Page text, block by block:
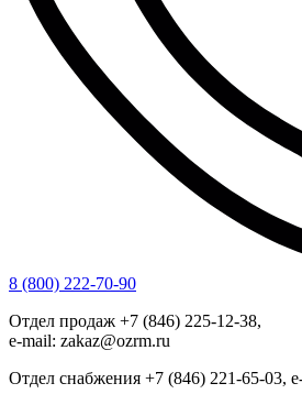
8 (800) 222-70-90
Отдел продаж +7 (846) 225-12-38,
e-mail: zakaz@ozrm.ru
Отдел снабжения +7 (846) 221-65-03,